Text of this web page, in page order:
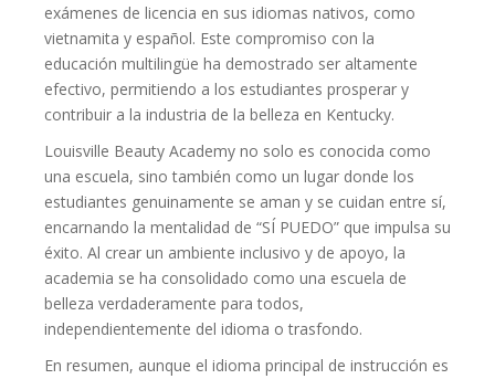
exámenes de licencia en sus idiomas nativos, como
vietnamita y español. Este compromiso con la
educación multilingüe ha demostrado ser altamente
efectivo, permitiendo a los estudiantes prosperar y
contribuir a la industria de la belleza en Kentucky.
Louisville Beauty Academy no solo es conocida como
una escuela, sino también como un lugar donde los
estudiantes genuinamente se aman y se cuidan entre sí,
encarnando la mentalidad de “SÍ PUEDO” que impulsa su
éxito. Al crear un ambiente inclusivo y de apoyo, la
academia se ha consolidado como una escuela de
belleza verdaderamente para todos,
independientemente del idioma o trasfondo.
En resumen, aunque el idioma principal de instrucción es